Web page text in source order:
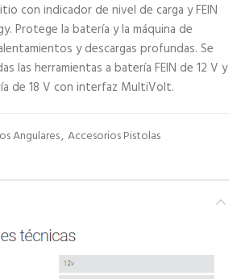
con indicador de nivel de carga y FEIN
Protege la batería y la máquina de
y descargas profundas. Se
las herramientas a batería FEIN de 12 V y
de 18 V con interfaz MultiVolt.
Angulares, Accesorios Pistolas